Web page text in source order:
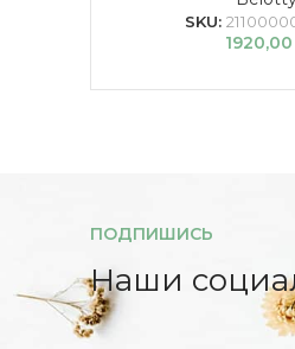
SKU:
1920,00
ПОДПИШИСЬ
Наши